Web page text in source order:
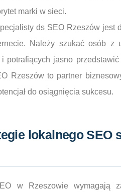
marki w sieci.
ds SEO Rzeszów jest
Należy szukać osób z
i potrafiących jasno
Rzeszów to partner
do osiągnięcia sukcesu.
lokalnego SEO
w Rzeszowie wymagają